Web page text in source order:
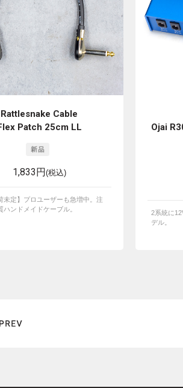
Rattlesnake Cable
Patch 25cm LL
1,833円(税込)
未定】プロユーザーも急増中。注
ハンドメイドケーブル。
Ojai
2系統に
デル。